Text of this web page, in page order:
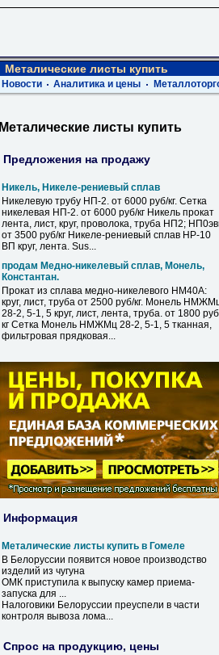
Металические листы купить
Новости Аналитика и цены
Металические листы купить
Предложения на продажу
Никель, Никеле-рениевый сплав
Никелевую трубу НП-2. от 6000 руб/кг. Сетка
никелевая НП-2. от 6000 руб/кг Никель прокат
лента, лист, круг, проволока, труба НП2;
от 3500 руб/кг Никеле-рениевый сплав НР-10
ВП круг, лента. Sus...
продам Медно-никелевый сплав, Монель,
Константан.
Прокат из сплава медно-никелевого НМ40А:
круг, лист, труба от 2500 руб/кг. Монель
28-2, 5-1, 5 круг, лист, лента, труба. от 1800
кг Сетка Монель НМЖМц 28-2, 5-1, 5 тканная,
фильтровая прядковая...
Информация
Металические листы купить в Гомеле
В Белоруссии появится новое производство
изделий из чугуна
ОМК приступила к выпуску камер приема-
запуска для ...
Налоговики Белоруссии преуспели в части
контроля вывоза лома...
Спрос на продукцию, цены